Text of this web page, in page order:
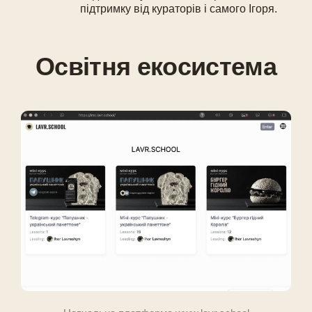
підтримку від кураторів і самого Ігоря.
Освітня екосистема